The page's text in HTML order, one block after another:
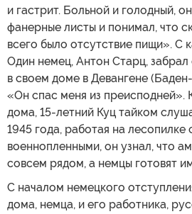
и гастрит. Больной и голодный,
фанерные листы и понимал, что
всего было отсутствие пищи». С
Один немец, Антон Старц, забрал
в своем доме в Девангене
«Он спас меня из преисподней».
дома, 15-летний Куц тайком
1945 года, работая на лесопилке
военнопленными, он узнал, что
совсем рядом, а немцы готовят
С началом немецкого
дома, немца, и его работника,